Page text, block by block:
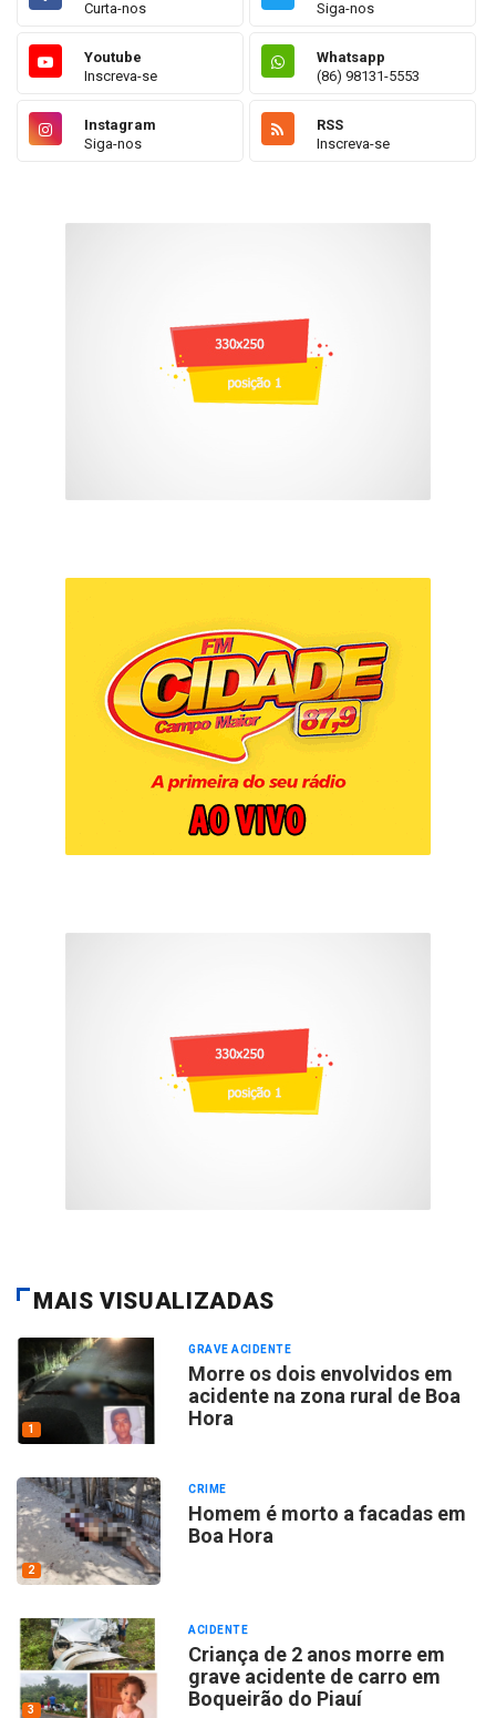
Curta-nos Siga-nos
Youtube
Inscreva-se
Whatsapp
(86) 98131-5553
Instagram
Siga-nos
RSS
Inscreva-se
MAIS VISUALIZADAS
1
GRAVE ACIDENTE
Morre os dois envolvidos em
acidente na zona rural de Boa
Hora
2
CRIME
Homem é morto a facadas em
Boa Hora
3
ACIDENTE
Criança de 2 anos morre em
grave acidente de carro em
Boqueirão do Piauí